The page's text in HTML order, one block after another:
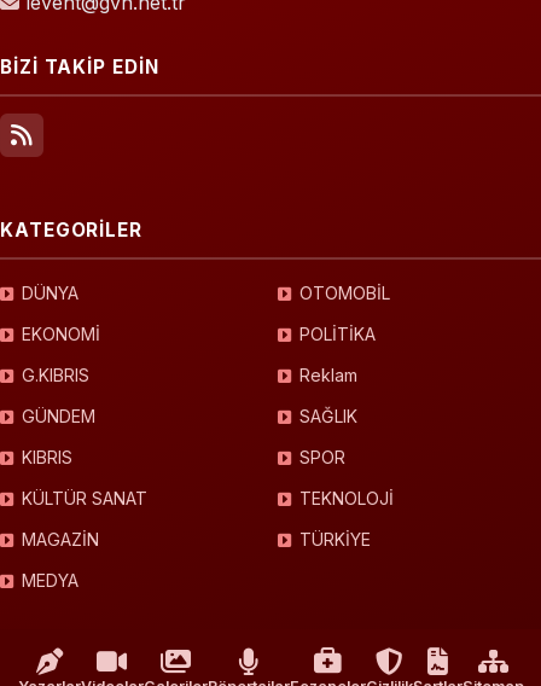
BİZİ TAKİP EDİN
KATEGORİLER
DÜNYA
EKONOMİ
G.KIBRIS
GÜNDEM
KIBRIS
KÜLTÜR SANAT
MAGAZİN
MEDYA
OTOMOBİL
POLİTİKA
Reklam
SAĞLIK
SPOR
TEKNOLOJİ
TÜRKİYE